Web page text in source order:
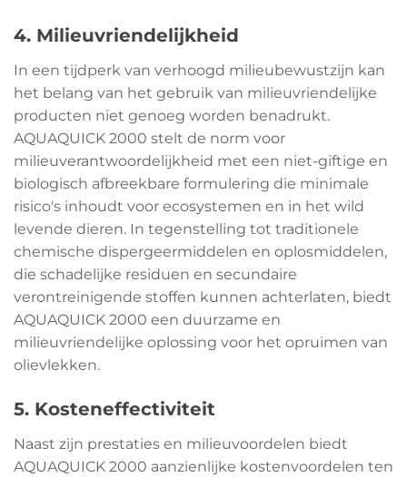
4. Milieuvriendelijkheid
In een tijdperk van verhoogd milieubewustzijn kan
het belang van het gebruik van milieuvriendelijke
producten niet genoeg worden benadrukt.
AQUAQUICK 2000 stelt de norm voor
milieuverantwoordelijkheid met een niet-giftige en
biologisch afbreekbare formulering die minimale
risico's inhoudt voor ecosystemen en in het wild
levende dieren. In tegenstelling tot traditionele
chemische dispergeermiddelen en oplosmiddelen,
die schadelijke residuen en secundaire
verontreinigende stoffen kunnen achterlaten, biedt
AQUAQUICK 2000 een duurzame en
milieuvriendelijke oplossing voor het opruimen van
olievlekken.
5. Kosteneffectiviteit
Naast zijn prestaties en milieuvoordelen biedt
AQUAQUICK 2000 aanzienlijke kostenvoordelen ten